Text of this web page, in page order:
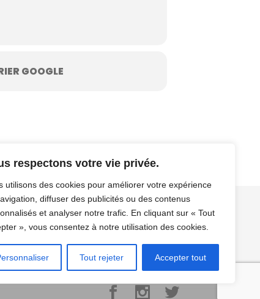
respectons votre vie privée.
utilisons des cookies pour améliorer votre expérience
diffuser des publicités ou des contenus
et analyser notre trafic. En cliquant sur « Tout
», vous consentez à notre utilisation des cookies.
Tout rejeter Accepter tout
GOOGLE
Contact / Résa Mentions légales/CGV/CGU